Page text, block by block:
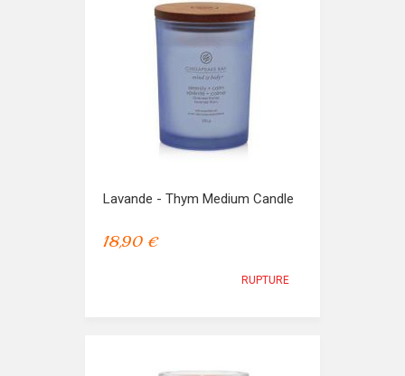
Lavande - Thym Medium Candle
18,90 €
RUPTURE